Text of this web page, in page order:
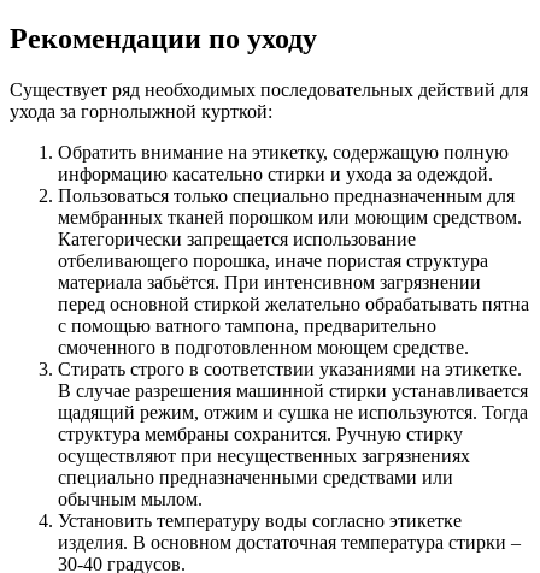
Рекомендации по уходу
Существует ряд необходимых последовательных действий для
ухода за горнолыжной курткой:
Обратить внимание на этикетку, содержащую полную
информацию касательно стирки и ухода за одеждой.
Пользоваться только специально предназначенным для
мембранных тканей порошком или моющим средством.
Категорически запрещается использование
отбеливающего порошка, иначе пористая структура
материала забьётся. При интенсивном загрязнении
перед основной стиркой желательно обрабатывать пятна
с помощью ватного тампона, предварительно
смоченного в подготовленном моющем средстве.
Стирать строго в соответствии указаниями на этикетке.
В случае разрешения машинной стирки устанавливается
щадящий режим, отжим и сушка не используются. Тогда
структура мембраны сохранится. Ручную стирку
осуществляют при несущественных загрязнениях
специально предназначенными средствами или
обычным мылом.
Установить температуру воды согласно этикетке
изделия. В основном достаточная температура стирки –
30-40 градусов.